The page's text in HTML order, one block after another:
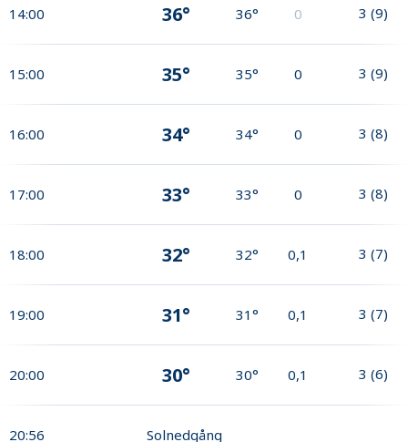
14:00 36° 36° 0 3 (9)
15:00 35° 35° 0 3 (9)
16:00 34° 34° 0 3 (8)
17:00 33° 33° 0 3 (8)
18:00 32° 32° 0,1 3 (7)
19:00 31° 31° 0,1 3 (7)
20:00 30° 30° 0,1 3 (6)
20:56 Solnedgång